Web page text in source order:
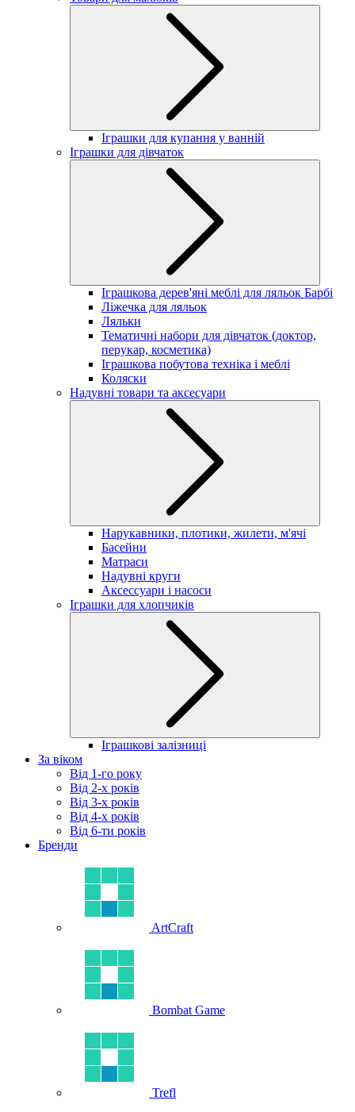
Іграшки для купання у ванній
Іграшки для дівчаток
Іграшкова дерев'яні меблі для ляльок Барбі
Ліжечка для ляльок
Ляльки
Тематичні набори для дівчаток (доктор,
перукар, косметика)
Іграшкова побутова техніка і меблі
Коляски
Надувні товари та аксесуари
Нарукавники, плотики, жилети, м'ячі
Басейни
Матраси
Надувні круги
Аксессуари і насоси
Іграшки для хлопчиків
Іграшкові залізниці
За віком
Від 1-го року
Від 2-х років
Від 3-х років
Від 4-х років
Від 6-ти років
Бренди
ArtCraft
Bombat Game
Trefl